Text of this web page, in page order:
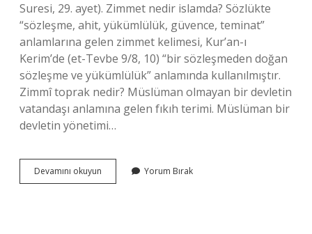
Suresi, 29. ayet). Zimmet nedir islamda? Sözlükte
“sözleşme, ahit, yükümlülük, güvence, teminat”
anlamlarına gelen zimmet kelimesi, Kur’an-ı
Kerim’de (et-Tevbe 9/8, 10) “bir sözleşmeden doğan
sözleşme ve yükümlülük” anlamında kullanılmıştır.
Zimmî toprak nedir? Müslüman olmayan bir devletin
vatandaşı anlamına gelen fıkıh terimi. Müslüman bir
devletin yönetimi…
Devamını okuyun
Ne
Yorum Bırak